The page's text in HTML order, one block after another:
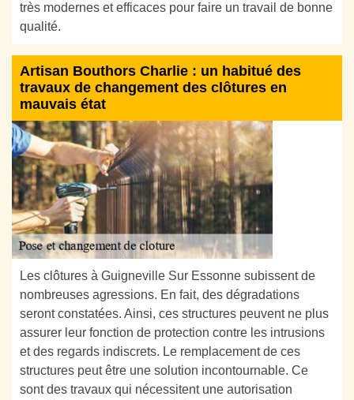
très modernes et efficaces pour faire un travail de bonne
qualité.
Artisan Bouthors Charlie : un habitué des
travaux de changement des clôtures en
mauvais état
Les clôtures à Guigneville Sur Essonne subissent de
nombreuses agressions. En fait, des dégradations
seront constatées. Ainsi, ces structures peuvent ne plus
assurer leur fonction de protection contre les intrusions
et des regards indiscrets. Le remplacement de ces
structures peut être une solution incontournable. Ce
sont des travaux qui nécessitent une autorisation